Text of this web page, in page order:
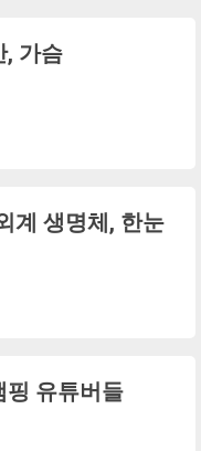
, 가슴
계 생명체, 한눈
핑 유튜버들